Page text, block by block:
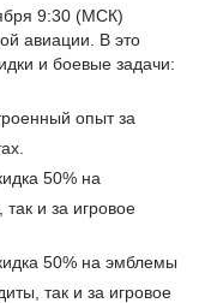
9:30 (МСК)
авиации. В это
и боевые задачи:
опыт за
50% на
и за игровое
50% на эмблемы
так и за игровое